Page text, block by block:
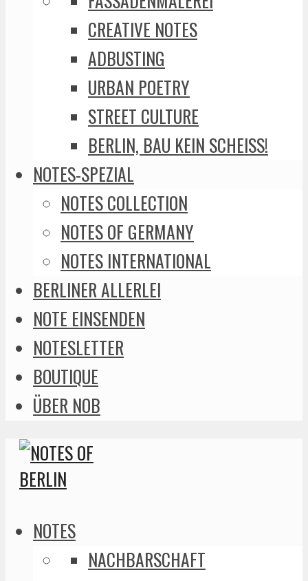
CREATIVE NOTES
ADBUSTING
URBAN POETRY
STREET CULTURE
BERLIN, BAU KEIN SCHEISS!
NOTES-SPEZIAL
NOTES COLLECTION
NOTES OF GERMANY
NOTES INTERNATIONAL
BERLINER ALLERLEI
NOTE EINSENDEN
NOTESLETTER
BOUTIQUE
ÜBER NOB
NOTES
NACHBARSCHAFT